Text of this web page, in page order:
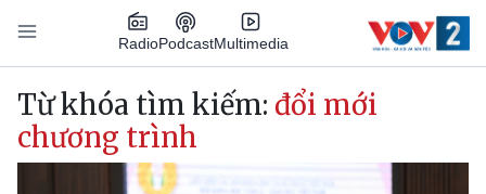
Nhảy đến nội dung
RadioPodcastMultimedia
Main navigation
Từ khóa tìm kiếm: đổi mới
chương trình